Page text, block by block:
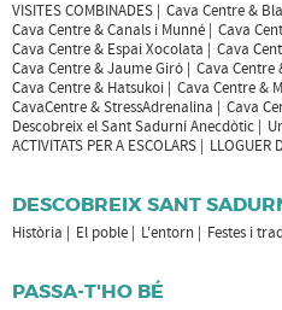
VISITES COMBINADES
Cava Centre &
Cava Centre & Canals i Munné
Cava
Cava Centre & Espai Xocolata
Cava
Cava Centre & Jaume Giró
Cava Centre
Cava Centre & Hatsukoi
Cava Centre &
CavaCentre & StressAdrenalina
Cava
Descobreix el Sant Sadurní Anecdòtic
ACTIVITATS PER A ESCOLARS
LLOGUER
DESCOBREIX SANT
Història El poble L'entorn Festes i
PASSA-T'HO BÉ